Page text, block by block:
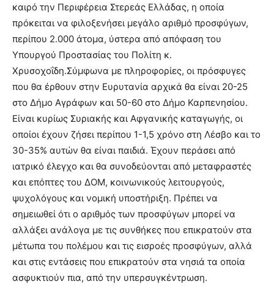
καιρό την Περιφέρεια Στερεάς Ελλάδας, η οποία
πρόκειται να φιλοξενήσει μεγάλο αριθμό προσφύγων,
περίπου 2.000 άτομα, ύστερα από απόφαση του
Υπουργού Προστασίας του Πολίτη κ.
Χρυσοχοΐδη.Σύμφωνα με πληροφορίες, οι πρόσφυγες
που θα έρθουν στην Ευρυτανία αρχικά θα είναι 20-25
στο Δήμο Αγράφων και 50-60 στο Δήμο Καρπενησίου.
Είναι κυρίως Συριακής και Αφγανικής καταγωγής, οι
οποίοι έχουν ζήσει περίπου 1-1,5 χρόνο στη Λέσβο και το
30-35% αυτών θα είναι παιδιά. Έχουν περάσει από
ιατρικό έλεγχο και θα συνοδεύονται από μεταφραστές
και επόπτες του ΔΟΜ, κοινωνικούς λειτουργούς,
ψυχολόγους και νομική υποστήριξη. Πρέπει να
σημειωθεί ότι ο αριθμός των προσφύγων μπορεί να
αλλάξει ανάλογα με τις συνθήκες που επικρατούν στα
μέτωπα του πολέμου και τις εισροές προσφύγων, αλλά
και στις εντάσεις που επικρατούν στα νησιά τα οποία
ασφυκτιούν πια, από την υπερσυγκέντρωση.